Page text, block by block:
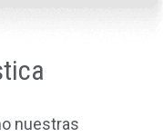
del
nuestras